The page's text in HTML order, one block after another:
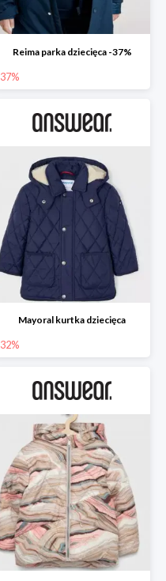
Reima parka dziecięca -37%
37%
Mayoral kurtka dziecięca
32%